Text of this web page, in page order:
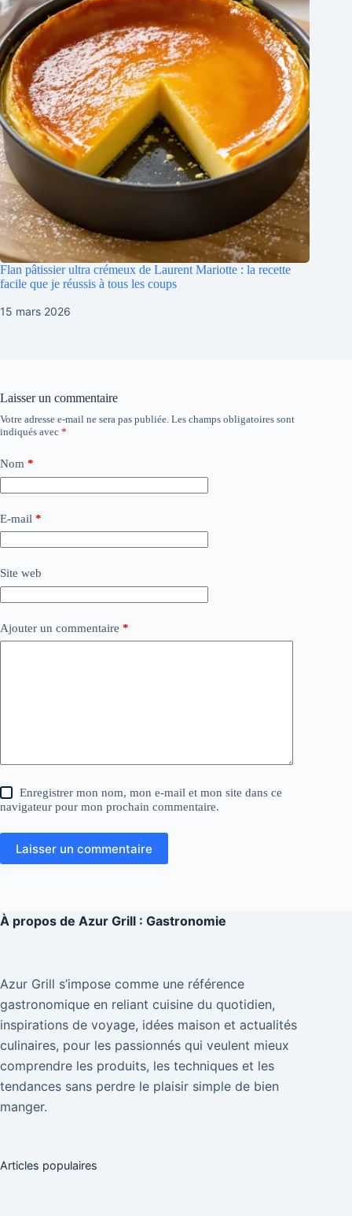
Flan pâtissier ultra crémeux de Laurent Mariotte : la recette
facile que je réussis à tous les coups
15 mars 2026
Laisser un commentaire
Votre adresse e-mail ne sera pas publiée. Les champs obligatoires sont
indiqués avec *
Nom *
E-mail *
Site web
Ajouter un commentaire *
Enregistrer mon nom, mon e-mail et mon site dans ce
navigateur pour mon prochain commentaire.
Laisser un commentaire
À propos de Azur Grill : Gastronomie
Azur Grill s’impose comme une référence
gastronomique en reliant cuisine du quotidien,
inspirations de voyage, idées maison et actualités
culinaires, pour les passionnés qui veulent mieux
comprendre les produits, les techniques et les
tendances sans perdre le plaisir simple de bien
manger.
Articles populaires